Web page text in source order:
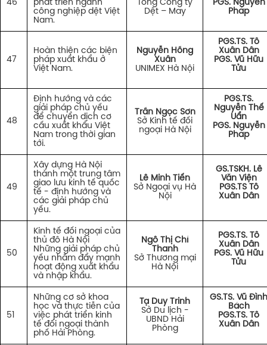
46
phát triển ngành
công nghiệp dệt Việt
Nam.
Tổng Công ty
Dệt – May
PGS. Nguyễn
Pháp
47
Hoàn thiện các biện
pháp xuất khẩu ở
Việt Nam.
Nguyễn Hồng
Xuân
UNIMEX Hà Nội
PGS.TS. Tô
Xuân Dân
PGS. Vũ Hữu
Tửu
48
Định hướng và các
giải pháp chủ yếu
để chuyển dịch cơ
cấu xuất khẩu Việt
Nam trong thời gian
tới.
Trần Ngọc Sơn
Sở Kinh tế đối
ngoại Hà Nội
PGS.TS.
Nguyễn Thế
Uẩn
PGS. Nguyễn
Pháp
49
Xây dựng Hà Nội
thành một trung tâm
giao lưu kinh tế quốc
tế - định hướng và
các giải pháp chủ
yếu.
Lê Minh Tiến
Sở Ngoại vụ Hà
Nội
GS.TSKH. Lê
Văn Viện
PGS.TS Tô
Xuân Dân
50
Kinh tế đối ngoại của
thủ đô Hà Nội
Những giải pháp chủ
yếu nhằm đẩy mạnh
hoạt động xuất khẩu
và nhập khẩu.
Ngô Thị Chí
Thanh
Sở Thương mại
Hà Nội
PGS.TS. Tô
Xuân Dân
PGS. Vũ Hữu
Tửu
51
Những cơ sở khoa
học và thực tiễn của
việc phát triển kinh
tế đối ngoại thành
phố Hải Phòng.
Tạ Duy Trinh
Sở Du lịch -
UBND Hải
Phòng
GS.TS. Vũ Đình
Bách
PGS.TS. Tô
Xuân Dân